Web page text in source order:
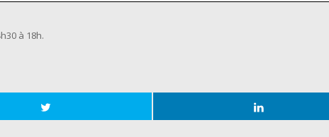
à 18h.